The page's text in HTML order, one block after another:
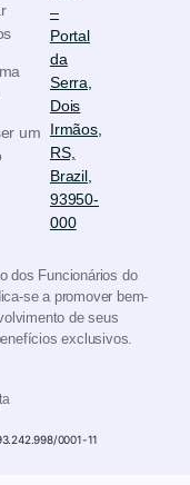
dos Funcionários do
se a promover bem-
de seus
exclusivos.
0001-11
um
–
Portal
da
Serra,
Dois
Irmãos,
RS,
Brazil,
93950-
000